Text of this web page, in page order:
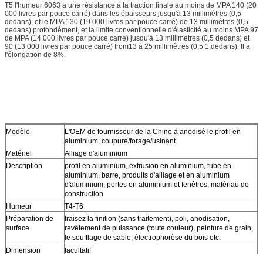
T5 l'humeur 6063 a une résistance à la traction finale au moins de MPA 140 (20
000 livres par pouce carré) dans les épaisseurs jusqu'à 13 millimètres (0,5
dedans), et le MPA 130 (19 000 livres par pouce carré) de 13 millimètres (0,5
dedans) profondément, et la limite conventionnelle d'élasticité au moins MPA 97
de MPA (14 000 livres par pouce carré) jusqu'à 13 millimètres (0,5 dedans) et
90 (13 000 livres par pouce carré) from13 à 25 millimètres (0,5 1 dedans). Il a
l'élongation de 8%.
Modèle
L'OEM de fournisseur de la Chine a anodisé le profil en
aluminium, coupure/forage/usinant
Matériel
Alliage d'aluminium
Description
profil en aluminium, extrusion en aluminium, tube en
aluminium, barre, produits d'alliage et en aluminium
d'aluminium, portes en aluminium et fenêtres, matériau de
construction
Humeur
T4-T6
Préparation de
surface
fraisez la finition (sans traitement), poli, anodisation,
revêtement de puissance (toute couleur), peinture de grain,
le soufflage de sable, électrophorèse du bois etc.
Dimension
facultatif